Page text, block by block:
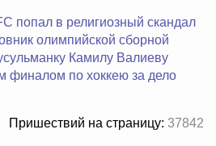
попал в религиозный скандал
олимпийской сборной
Камилу Валиеву
финалом по хоккею за дело
Пришествий на страницу: 37842